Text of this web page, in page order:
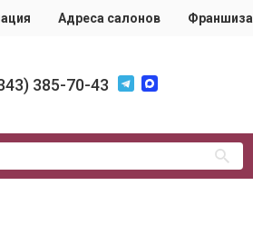
Адреса салонов Франшиза
385-70-43